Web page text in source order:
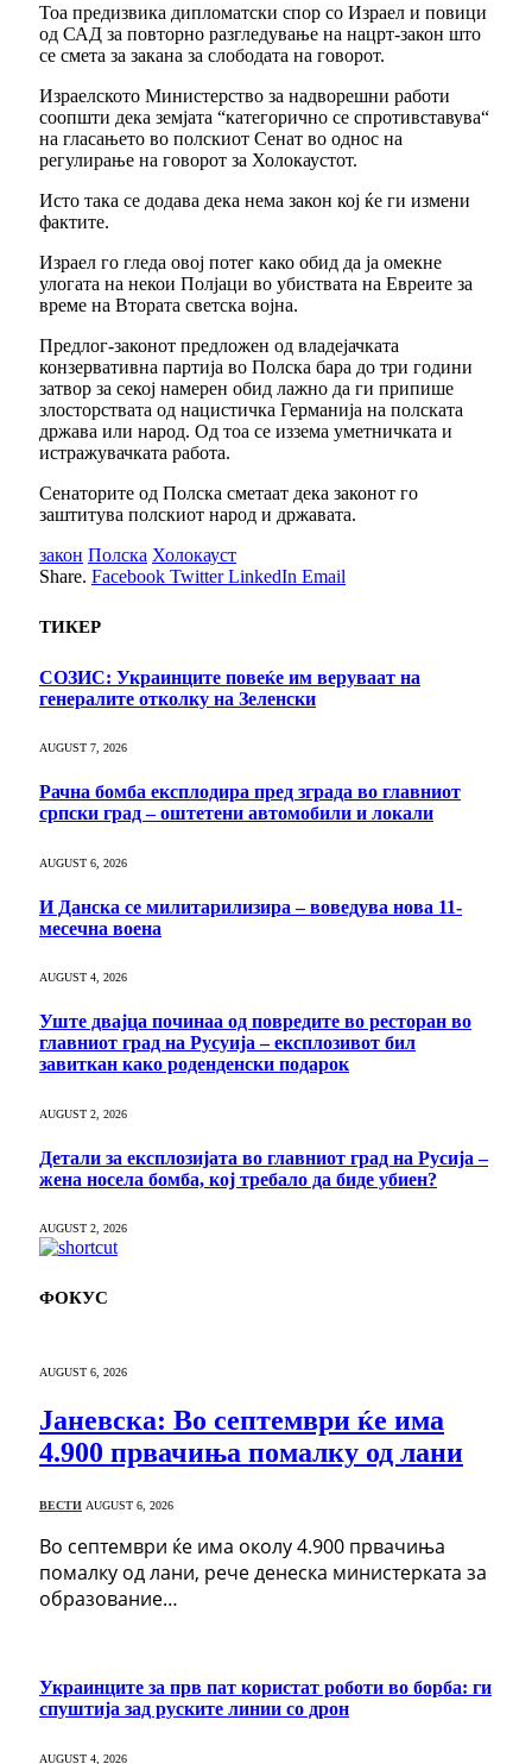
Тоа предизвика дипломатски спор со Израел и повици
од САД за повторно разгледување на нацрт-закон што
се смета за закана за слободата на говорот.
Израелското Министерство за надворешни работи
соопшти дека земјата “категорично се спротивставува“
на гласањето во полскиот Сенат во однос на
регулирање на говорот за Холокаустот.
Исто така се додава дека нема закон кој ќе ги измени
фактите.
Израел го гледа овој потег како обид да ја омекне
улогата на некои Полјаци во убиствата на Евреите за
време на Втората светска војна.
Предлог-законот предложен од владејачката
конзервативна партија во Полска бара до три години
затвор за секој намерен обид лажно да ги припише
злосторствата од нацистичка Германија на полската
држава или народ. Од тоа се иззема уметничката и
истражувачката работа.
Сенаторите од Полска сметаат дека законот го
заштитува полскиот народ и државата.
закон Полска Холокауст
Share. Facebook Twitter LinkedIn Email
ТИКЕР
СОЗИС: Украинците повеќе им веруваат на
генералите отколку на Зеленски
AUGUST 7, 2026
Рачна бомба експлодира пред зграда во главниот
српски град – оштетени автомобили и локали
AUGUST 6, 2026
И Данска се милитарилизира – воведува нова 11-
месечна воена
AUGUST 4, 2026
Уште двајца починаа од повредите во ресторан во
главниот град на Русуија – експлозивот бил
завиткан како роденденски подарок
AUGUST 2, 2026
Детали за експлозијата во главниот град на Русија –
жена носела бомба, кој требало да биде убиен?
AUGUST 2, 2026
ФОКУС
AUGUST 6, 2026
Јаневска: Во септември ќе има
4.900 првачиња помалку од лани
ВЕСТИ AUGUST 6, 2026
Во септември ќе има околу 4.900 првачиња
помалку од лани, рече денеска министерката за
образование…
Украинците за прв пат користат роботи во борба: ги
спуштија зад руските линии со дрон
AUGUST 4, 2026